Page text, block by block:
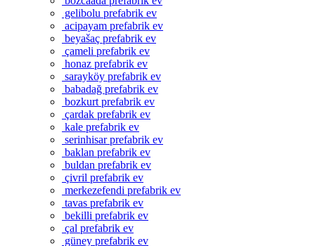
gelibolu prefabrik ev
acipayam prefabrik ev
beyašaç prefabrik ev
çameli prefabrik ev
honaz prefabrik ev
sarayköy prefabrik ev
babadağ prefabrik ev
bozkurt prefabrik ev
çardak prefabrik ev
kale prefabrik ev
serinhisar prefabrik ev
baklan prefabrik ev
buldan prefabrik ev
çivril prefabrik ev
merkezefendi prefabrik ev
tavas prefabrik ev
bekilli prefabrik ev
çal prefabrik ev
güney prefabrik ev